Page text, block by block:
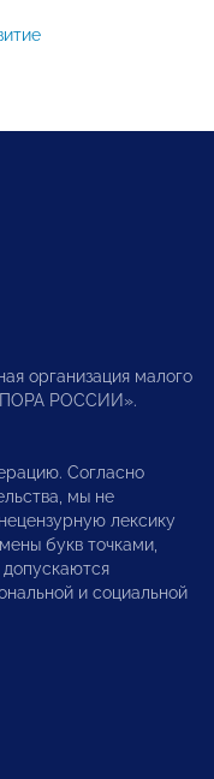
организация малого
РОССИИ».
Согласно
мы не
лексику
букв точками,
и социальной